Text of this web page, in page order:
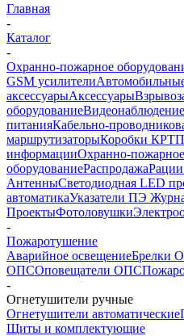
Главная
-
Каталог
-
Охранно-пожарное
GSM усилители
аксессуарыАксессуары
оборудованиеВидеонаблюдение
питанияКабельно-
маршрутизаторыКоробки
информацииОхранно-пожарное
оборудованиеРаспродажа
АнтенныСветодиодная LED
автоматикаУказатели ПЭ
ПроектыФотоловушки
-
Пожаротушение
Аварийное освещениеБрелки
ОПСОповещатели ОПС
-
Огнетушители ручные
Огнетушители автоматические
Щиты и комплектующие